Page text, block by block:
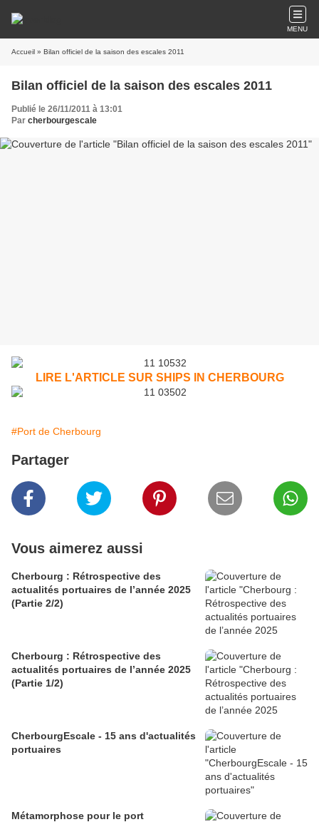
MENU
Accueil » Bilan officiel de la saison des escales 2011
Bilan officiel de la saison des escales 2011
Publié le 26/11/2011 à 13:01
Par cherbourgescale
LIRE L'ARTICLE SUR SHIPS IN CHERBOURG
#Port de Cherbourg
Partager
Vous aimerez aussi
Cherbourg : Rétrospective des
actualités portuaires de l’année 2025
(Partie 2/2)
Cherbourg : Rétrospective des
actualités portuaires de l’année 2025
(Partie 1/2)
CherbourgEscale - 15 ans d'actualités
portuaires
Métamorphose pour le port